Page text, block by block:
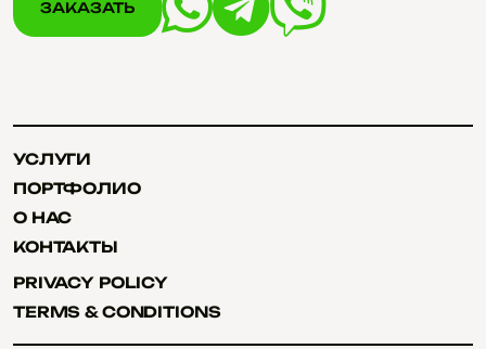
ЗАКАЗАТЬ
УСЛУГИ
ПОРТФОЛИО
О НАС
КОНТАКТЫ
PRIVACY POLICY
TERMS & CONDITIONS